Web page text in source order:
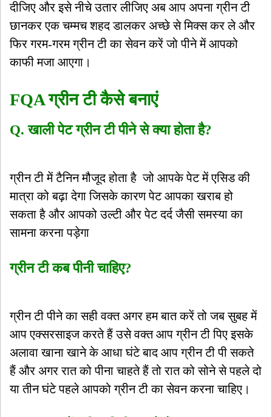
दीजिए और इसे नीचे उतार लीजिए अब आप अपना ग्रीन टी
छानकर एक चम्मच शहद डालकर अच्छे से मिक्स कर ले और
फिर गरम-गरम ग्रीन टी का सेवन करें जो पीने में आपको
काफी मजा आएगा।
FQA ग्रीन टी कैसे बनाएं
Q.खाली पेट ग्रीन टी पीने से क्या होता है?
ग्रीन टी में टैनिन मौजूद होता है जो आपके पेट में एसिड की
मात्रा को बढ़ा देगा जिसके कारण पेट आपका खराब हो
सकता है और आपको उल्टी और पेट दर्द जैसी समस्या का
सामना करना पड़ेगा
ग्रीन टी कब पीनी चाहिए?
ग्रीन टी पीने का सही वक्त अगर हम बात करें तो जब सुबह में
आप एक्सरसाइज करते हैं उसे वक्त आप ग्रीन टी पिए इसके
अलावा खाना खाने के आधा घंटे बाद आप ग्रीन टी पी सकते
हैं और अगर रात को पीना चाहते हैं तो रात को सोने से पहले दो
या तीन घंटे पहले आपको ग्रीन टी का सेवन करना चाहिए।